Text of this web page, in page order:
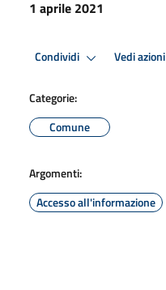
1 aprile 2021
Condividi Vedi azioni
Categorie:
Comune
Argomenti:
Accesso all'informazione